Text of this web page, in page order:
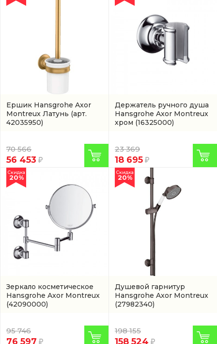
Ершик Hansgrohe Axor
Montreux Латунь (арт.
42035950)
70 566
56 453
Держатель ручного душа
Hansgrohe Axor Montreux
хром (16325000)
23 369
18 695
Зеркало косметическое
Hansgrohe Axor Montreux
(42090000)
Скидка
20%
95 746
76 597
Душевой гарнитур
Hansgrohe Axor Montreux
(27982340)
Скидка
20%
198 155
158 524